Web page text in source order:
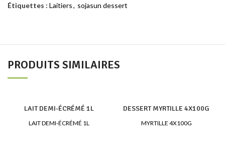
Étiquettes : Laitiers, sojasun dessert
PRODUITS SIMILAIRES
LAIT DEMI-ÉCRÉMÉ 1L
LAIT DEMI-ÉCRÉMÉ 1L
DESSERT MYRTILLE 4X100G
MYRTILLE 4X100G